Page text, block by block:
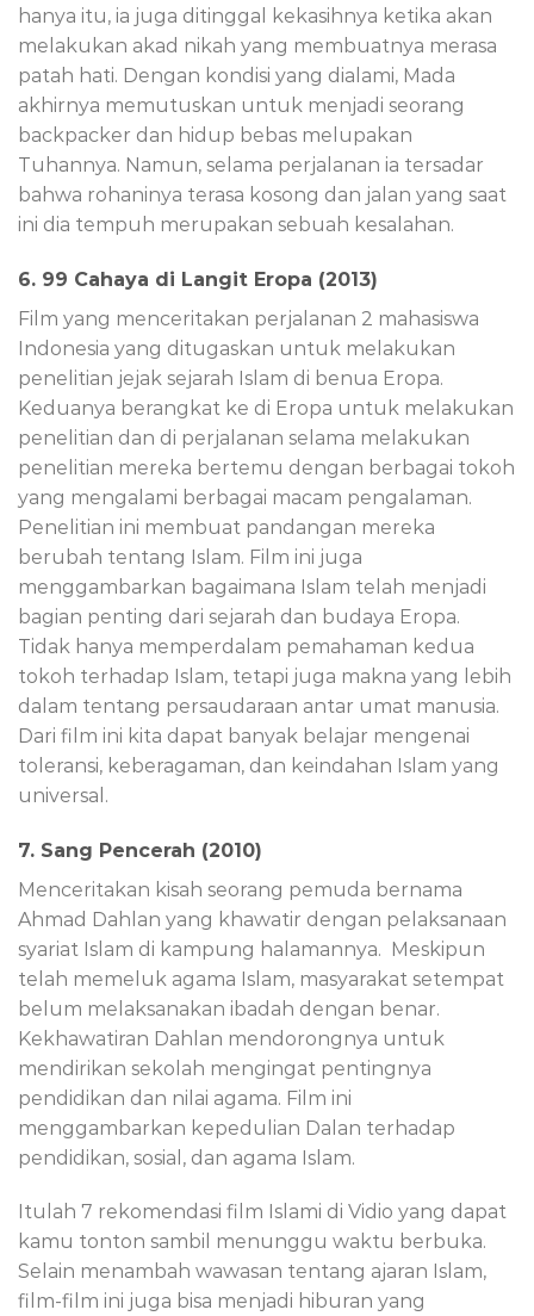
hanya itu, ia juga ditinggal kekasihnya ketika akan
melakukan akad nikah yang membuatnya merasa
patah hati. Dengan kondisi yang dialami, Mada
akhirnya memutuskan untuk menjadi seorang
backpacker dan hidup bebas melupakan
Tuhannya. Namun, selama perjalanan ia tersadar
bahwa rohaninya terasa kosong dan jalan yang saat
ini dia tempuh merupakan sebuah kesalahan.
6. 99 Cahaya di Langit Eropa (2013)
Film yang menceritakan perjalanan 2 mahasiswa
Indonesia yang ditugaskan untuk melakukan
penelitian jejak sejarah Islam di benua Eropa.
Keduanya berangkat ke di Eropa untuk melakukan
penelitian dan di perjalanan selama melakukan
penelitian mereka bertemu dengan berbagai tokoh
yang mengalami berbagai macam pengalaman.
Penelitian ini membuat pandangan mereka
berubah tentang Islam. Film ini juga
menggambarkan bagaimana Islam telah menjadi
bagian penting dari sejarah dan budaya Eropa.
Tidak hanya memperdalam pemahaman kedua
tokoh terhadap Islam, tetapi juga makna yang lebih
dalam tentang persaudaraan antar umat manusia.
Dari film ini kita dapat banyak belajar mengenai
toleransi, keberagaman, dan keindahan Islam yang
universal.
7. Sang Pencerah (2010)
Menceritakan kisah seorang pemuda bernama
Ahmad Dahlan yang khawatir dengan pelaksanaan
syariat Islam di kampung halamannya. Meskipun
telah memeluk agama Islam, masyarakat setempat
belum melaksanakan ibadah dengan benar.
Kekhawatiran Dahlan mendorongnya untuk
mendirikan sekolah mengingat pentingnya
pendidikan dan nilai agama. Film ini
menggambarkan kepedulian Dalan terhadap
pendidikan, sosial, dan agama Islam.
Itulah 7 rekomendasi film Islami di Vidio yang dapat
kamu tonton sambil menunggu waktu berbuka.
Selain menambah wawasan tentang ajaran Islam,
film-film ini juga bisa menjadi hiburan yang